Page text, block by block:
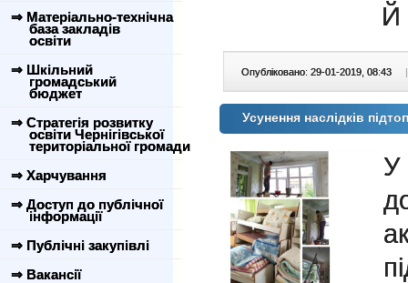
⇒ Матеріально-технічна
база закладів
освіти
⇒ Шкільний
громадський
бюджет
⇒ Стратегія розвитку
освіти Чернігівської
територіальної громади
⇒ Харчування
⇒ Доступ до публічної
інформації
⇒ Публічні закупівлі
⇒ Вакансії
Й
Опубліковано: 29-01-2019, 08:43 |
Усунення наслідків
У